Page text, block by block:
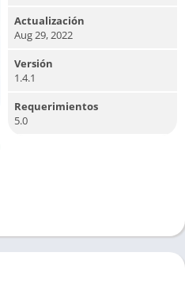
Actualización
Aug 29, 2022
Versión
1.4.1
Requerimientos
5.0